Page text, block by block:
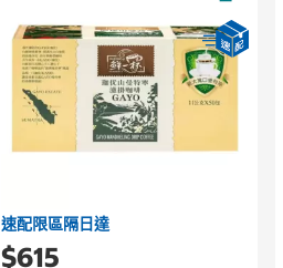
速配限區隔日達
$615